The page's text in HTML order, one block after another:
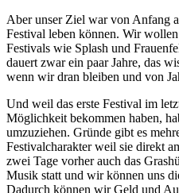
Aber unser Ziel war von Anfang
Festival leben können. Wir
Festivals wie Splash und
dauert zwar ein paar Jahre, das
wenn wir dran bleiben und von
Und weil das erste Festival im
Möglichkeit bekommen haben,
umzuziehen. Gründe gibt es
Festivalcharakter weil sie direkt
zwei Tage vorher auch das
Musik statt und wir können uns
Dadurch können wir Geld und